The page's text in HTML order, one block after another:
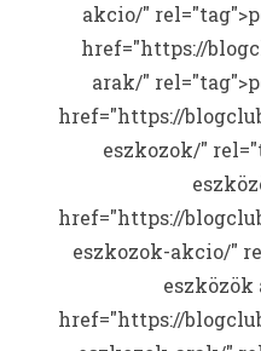
akcio/"
href="https://
arak/"
href="https://
eszkozok/"
href="https://
eszkozok-akcio/"
eszközök
href="https://